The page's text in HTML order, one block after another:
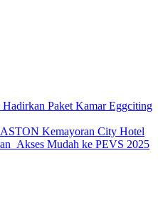
Paket Kamar Eggciting
Kemayoran City Hotel
Akses Mudah ke PEVS 2025